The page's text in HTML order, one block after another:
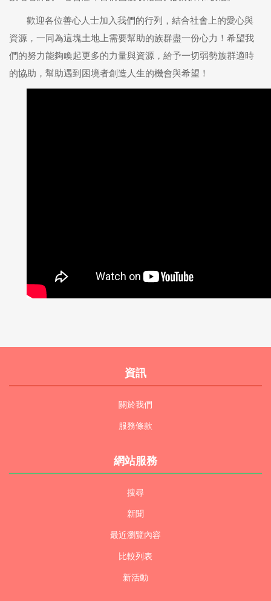
歡迎各位善心人士加入我們的行列，結合社會上的愛心與
資源，一同為這塊土地上需要幫助的族群盡一份心力！希望我
們的努力能夠喚起更多的力量與資源，給予一切弱勢族群適時
的協助，幫助遇到困境者創造人生的機會與希望！
資訊
關於我們
服務條款
網站服務
搜尋
新聞
最近瀏覽內容
比較列表
新活動